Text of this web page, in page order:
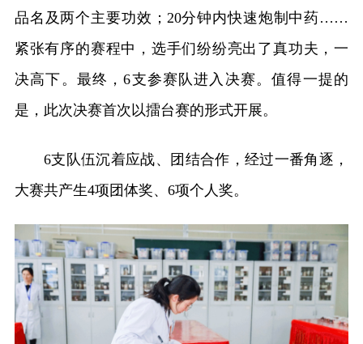
品名及两个主要功效；20分钟内快速炮制中药……
紧张有序的赛程中，选手们纷纷亮出了真功夫，一
决高下。最终，6支参赛队进入决赛。值得一提的
是，此次决赛首次以擂台赛的形式开展。
6支队伍沉着应战、团结合作，经过一番角逐，
大赛共产生4项团体奖、6项个人奖。